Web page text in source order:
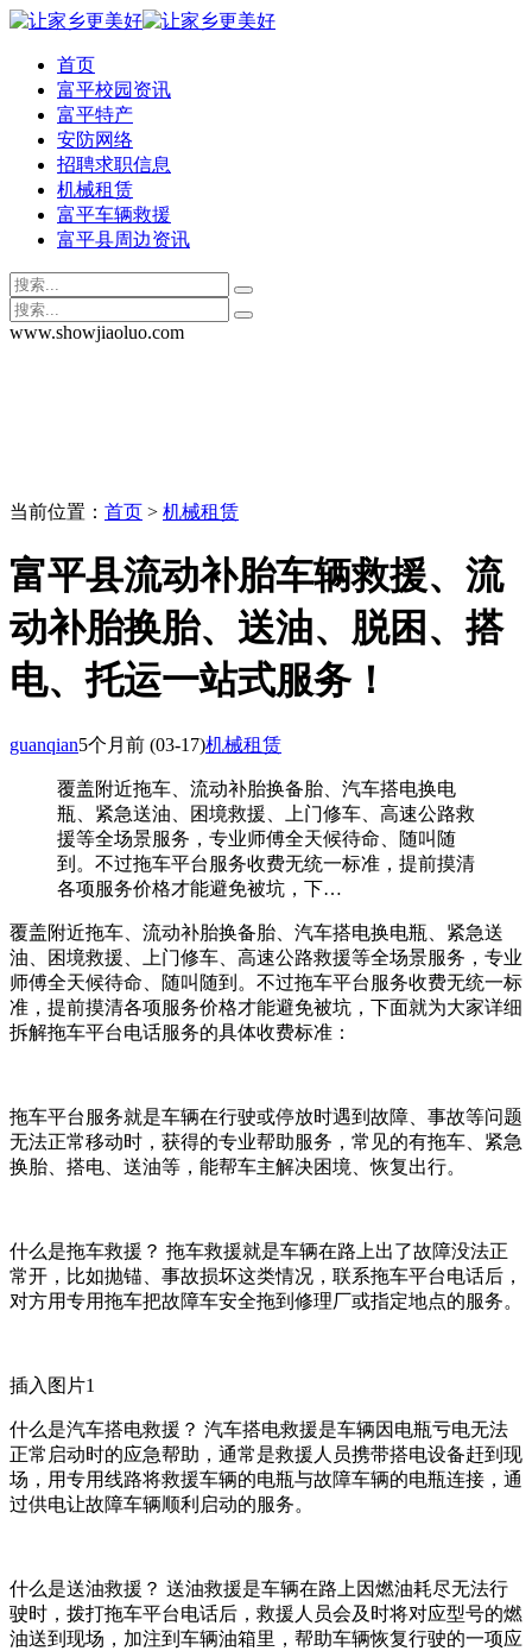
首页
富平校园资讯
富平特产
安防网络
招聘求职信息
机械租赁
富平车辆救援
富平县周边资讯
www.showjiaoluo.com
当前位置： 首页 > 机械租赁
富平县流动补胎车辆救援、流
动补胎换胎、送油、脱困、搭
电、托运一站式服务！
guanqian5个月前 (03-17)机械租赁
覆盖附近拖车、流动补胎换备胎、汽车搭电换电
瓶、紧急送油、困境救援、上门修车、高速公路救
援等全场景服务，专业师傅全天候待命、随叫随
到。不过拖车平台服务收费无统一标准，提前摸清
各项服务价格才能避免被坑，下…
覆盖附近拖车、流动补胎换备胎、汽车搭电换电瓶、紧急送
油、困境救援、上门修车、高速公路救援等全场景服务，专业
师傅全天候待命、随叫随到。不过拖车平台服务收费无统一标
准，提前摸清各项服务价格才能避免被坑，下面就为大家详细
拆解拖车平台电话服务的具体收费标准：
拖车平台服务就是车辆在行驶或停放时遇到故障、事故等问题
无法正常移动时，获得的专业帮助服务，常见的有拖车、紧急
换胎、搭电、送油等，能帮车主解决困境、恢复出行。
什么是拖车救援？ 拖车救援就是车辆在路上出了故障没法正
常开，比如抛锚、事故损坏这类情况，联系拖车平台电话后，
对方用专用拖车把故障车安全拖到修理厂或指定地点的服务。
插入图片1
什么是汽车搭电救援？ 汽车搭电救援是车辆因电瓶亏电无法
正常启动时的应急帮助，通常是救援人员携带搭电设备赶到现
场，用专用线路将救援车辆的电瓶与故障车辆的电瓶连接，通
过供电让故障车辆顺利启动的服务。
什么是送油救援？ 送油救援是车辆在路上因燃油耗尽无法行
驶时，拨打拖车平台电话后，救援人员会及时将对应型号的燃
油送到现场，加注到车辆油箱里，帮助车辆恢复行驶的一项应